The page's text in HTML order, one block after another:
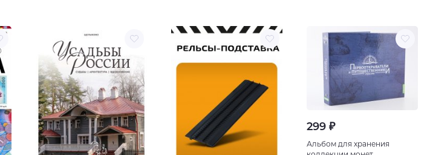
299 ₽
Альбом для хранения